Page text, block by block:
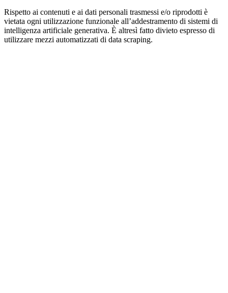
Rispetto ai contenuti e ai dati personali trasmessi e/o riprodotti è
vietata ogni utilizzazione funzionale all’addestramento di sistemi di
intelligenza artificiale generativa. È altresì fatto divieto espresso di
utilizzare mezzi automatizzati di data scraping.